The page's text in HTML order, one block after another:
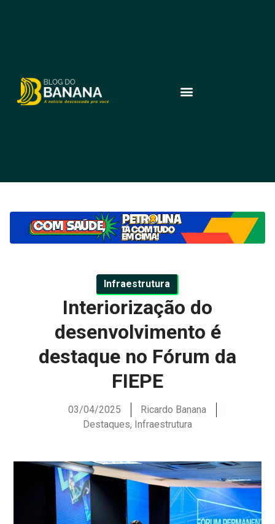
Infraestrutura
Interiorização do
desenvolvimento é
destaque no Fórum da
FIEPE
03/04/2025
Ricardo Banana
Destaques, Infraestrutura